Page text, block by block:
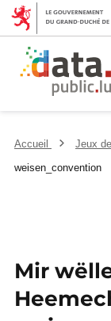
Accueil Jeux
weisen_convention
Mir